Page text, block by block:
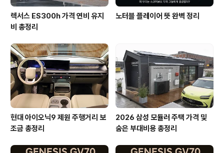
렉서스 ES300h 가격 연비 유지
비 총정리
노터블 플레이어 뜻 완벽 정리
현대 아이오닉9 제원 주행거리 보
조금 총정리
2026 삼성 모듈러 주택 가격 및
숨은 부대비용 총정리